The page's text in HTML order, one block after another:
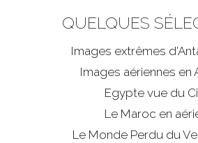
QUELQUES
Images extrêmes d'
Images aériennes en
Egypte vue du
Le Maroc en
Le Monde Perdu du